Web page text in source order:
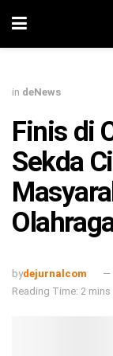
in deNews
Finis di
Sekda
bydejurnalcom
Reading Time: 2 mins